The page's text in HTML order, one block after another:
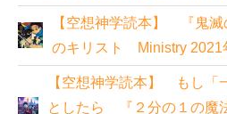
【空想神学読本】 『鬼
のキリスト Ministry 2021
【空想神学読本】 もし「
としたら 『２分の１の魔